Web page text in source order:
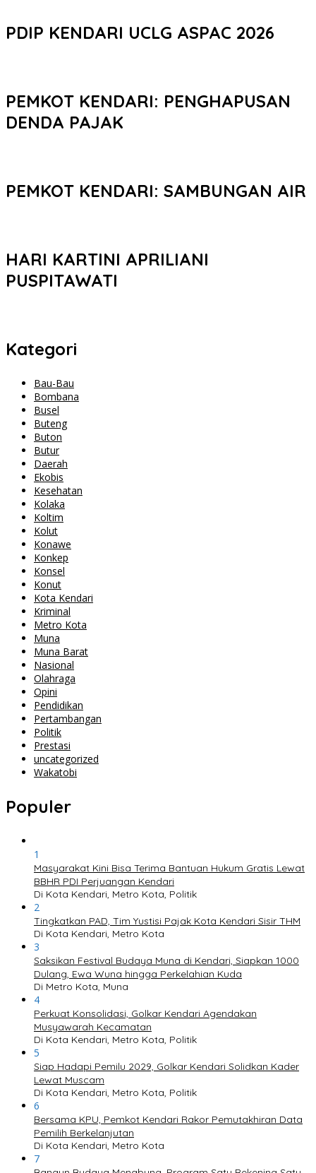
PDIP KENDARI UCLG ASPAC 2026
PEMKOT KENDARI: PENGHAPUSAN
DENDA PAJAK
PEMKOT KENDARI: SAMBUNGAN AIR
HARI KARTINI APRILIANI
PUSPITAWATI
Kategori
Bau-Bau
Bombana
Busel
Buteng
Buton
Butur
Daerah
Ekobis
Kesehatan
Kolaka
Koltim
Kolut
Konawe
Konkep
Konsel
Konut
Kota Kendari
Kriminal
Metro Kota
Muna
Muna Barat
Nasional
Olahraga
Opini
Pendidikan
Pertambangan
Politik
Prestasi
uncategorized
Wakatobi
Populer
1
Masyarakat Kini Bisa Terima Bantuan Hukum Gratis Lewat
BBHR PDI Perjuangan Kendari
Di Kota Kendari, Metro Kota, Politik
2
Tingkatkan PAD, Tim Yustisi Pajak Kota Kendari Sisir THM
Di Kota Kendari, Metro Kota
3
Saksikan Festival Budaya Muna di Kendari, Siapkan 1000
Dulang, Ewa Wuna hingga Perkelahian Kuda
Di Metro Kota, Muna
4
Perkuat Konsolidasi, Golkar Kendari Agendakan
Musyawarah Kecamatan
Di Kota Kendari, Metro Kota, Politik
5
Siap Hadapi Pemilu 2029, Golkar Kendari Solidkan Kader
Lewat Muscam
Di Kota Kendari, Metro Kota, Politik
6
Bersama KPU, Pemkot Kendari Rakor Pemutakhiran Data
Pemilih Berkelanjutan
Di Kota Kendari, Metro Kota
7